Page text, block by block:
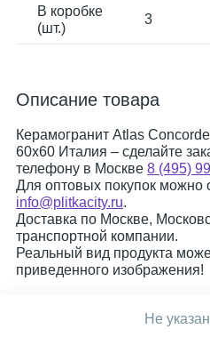
В коробке
(шт.)
3
Описание товара
Керамогранит Atlas
60x60 Италия – сделайте
телефону в Москве 8 (495)
Для оптовых покупок можно
info@plitkacity.ru.
Доставка по Москве,
транспортной компании.
Реальный вид продукта
приведенного изображения!
Не